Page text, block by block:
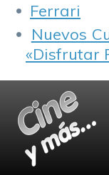
Ferrari
Nuevos
«Disfrutar